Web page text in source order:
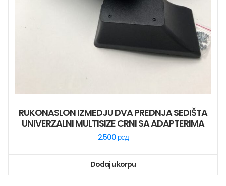
RUKONASLON IZMEDJU DVA PREDNJA SEDIŠTA
UNIVERZALNI MULTISIZE CRNI SA ADAPTERIMA
2.500 рсд
Dodaj u korpu